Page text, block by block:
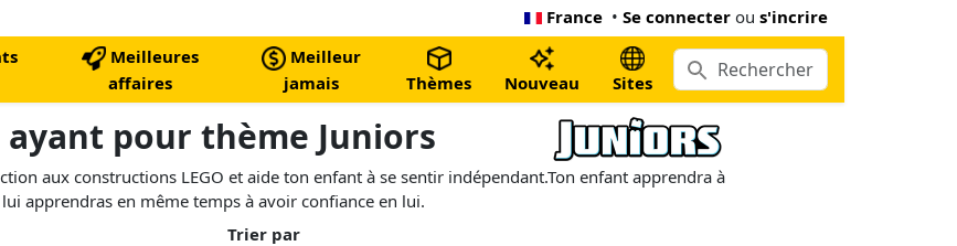
France • Se connecter ou s'incrire
Meilleures
affaires
Meilleur
jamais
Thèmes Nouveau Sites
ayant pour thème Juniors
aux constructions LEGO et aide ton enfant à se sentir indépendant.Ton enfant apprendra à
apprendras en même temps à avoir confiance en lui.
Trier par